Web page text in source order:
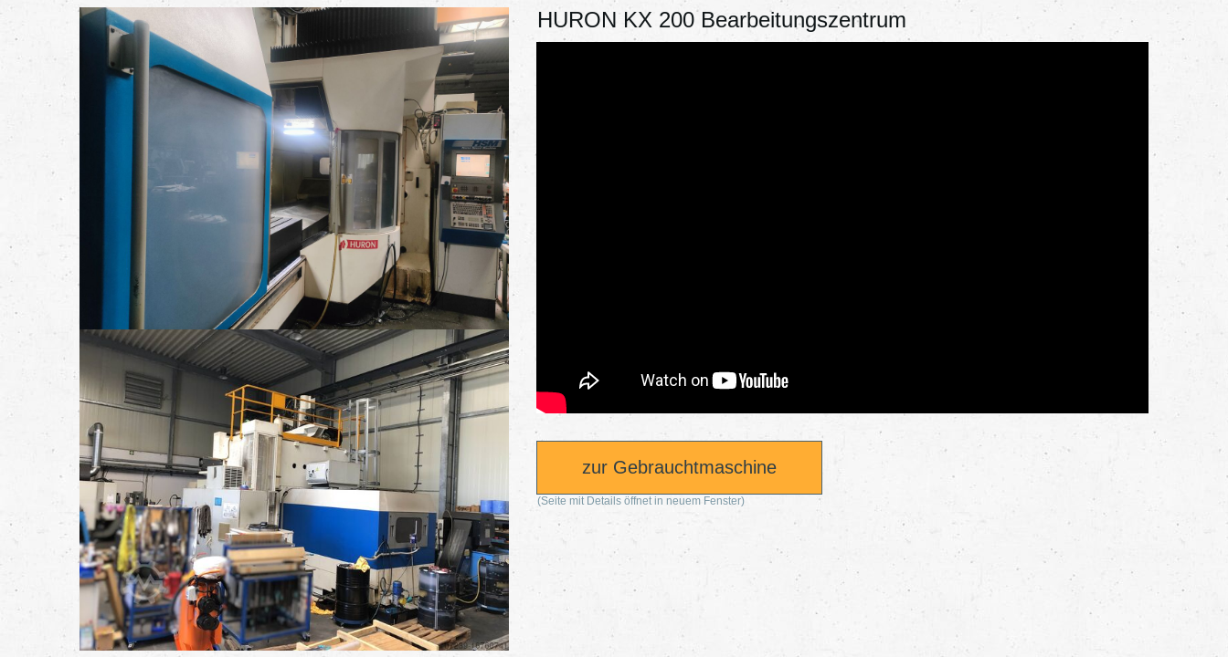
HURON KX 200 Bearbeitungszentrum
zur Gebrauchtmaschine
(Seite mit Details öffnet in neuem Fenster)